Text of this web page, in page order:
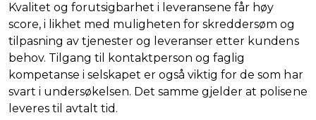
Kvalitet og forutsigbarhet i leveransene får høy
score, i likhet med muligheten for skreddersøm og
tilpasning av tjenester og leveranser etter kundens
behov. Tilgang til kontaktperson og faglig
kompetanse i selskapet er også viktig for de som har
svart i undersøkelsen. Det samme gjelder at polisene
leveres til avtalt tid.